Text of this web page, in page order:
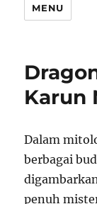
MENU
Karun
Dalam
berbagai
penuh